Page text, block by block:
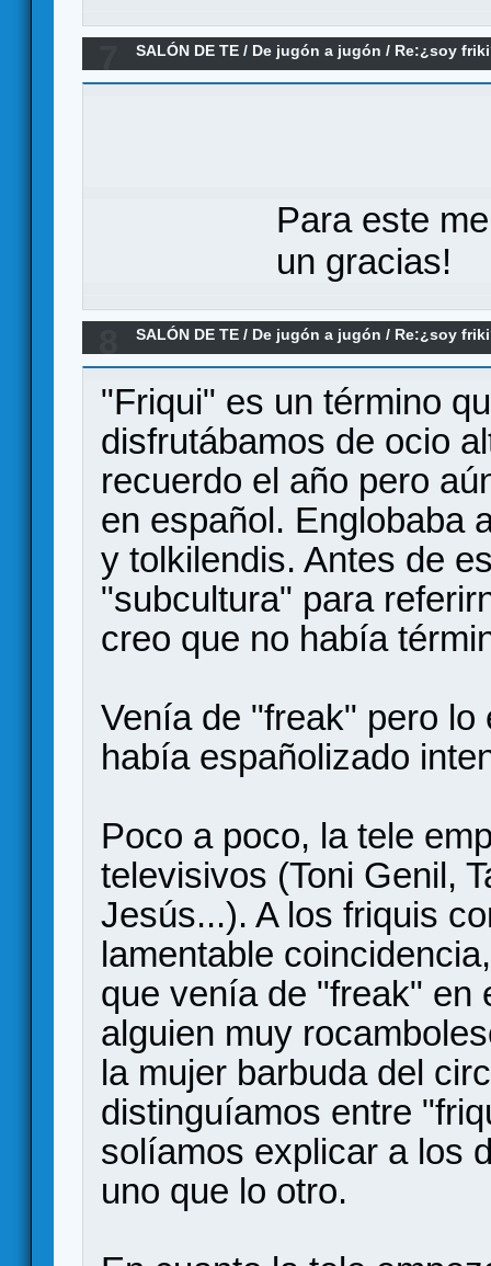
SALÓN DE TE / De jugón a jugón / Re:¿soy
Para este
un gracias!
SALÓN DE TE / De jugón a jugón / Re:¿soy
"Friqui" es un término
disfrutábamos de ocio
recuerdo el año pero
en español. Englobaba
y tolkilendis. Antes de
"subcultura" para
creo que no había
Venía de "freak" pero
había españolizado
Poco a poco, la tele
televisivos (Toni Genil,
Jesús...). A los friquis
lamentable
que venía de "freak" en
alguien muy
la mujer barbuda del
distinguíamos entre
solíamos explicar a los
uno que lo otro.